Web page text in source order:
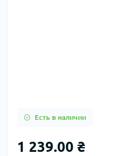
Есть в наличии
1 239.00 ₴